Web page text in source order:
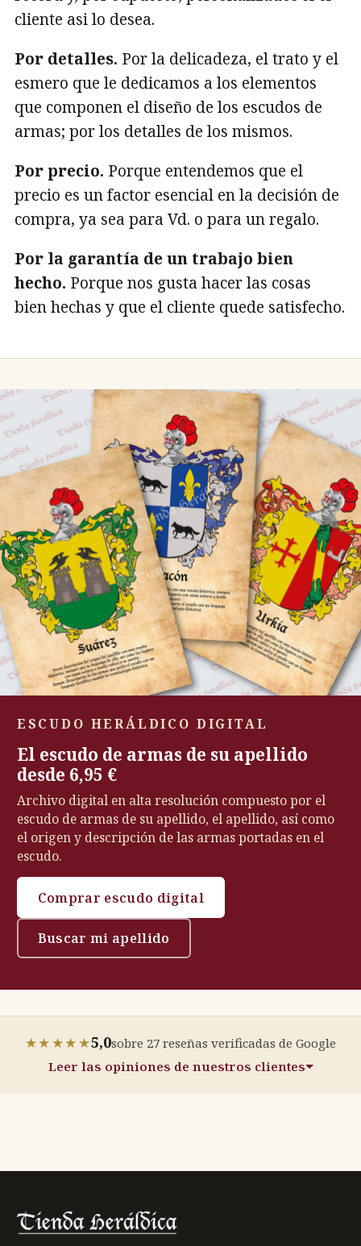
cliente asi lo desea.
Por detalles. Por la delicadeza, el trato y el
esmero que le dedicamos a los elementos
que componen el diseño de los escudos de
armas; por los detalles de los mismos.
Por precio. Porque entendemos que el
precio es un factor esencial en la decisión de
compra, ya sea para Vd. o para un regalo.
Por la garantía de un trabajo bien
hecho. Porque nos gusta hacer las cosas
bien hechas y que el cliente quede satisfecho.
ESCUDO HERÁLDICO DIGITAL
El escudo de armas de su apellido
desde 6,95 €
Archivo digital en alta resolución compuesto por el
escudo de armas de su apellido, el apellido, así como
el origen y descripción de las armas portadas en el
escudo.
Comprar escudo digital
Buscar mi apellido
★★★★★5,0sobre 27 reseñas verificadas de Google
Leer las opiniones de nuestros clientes